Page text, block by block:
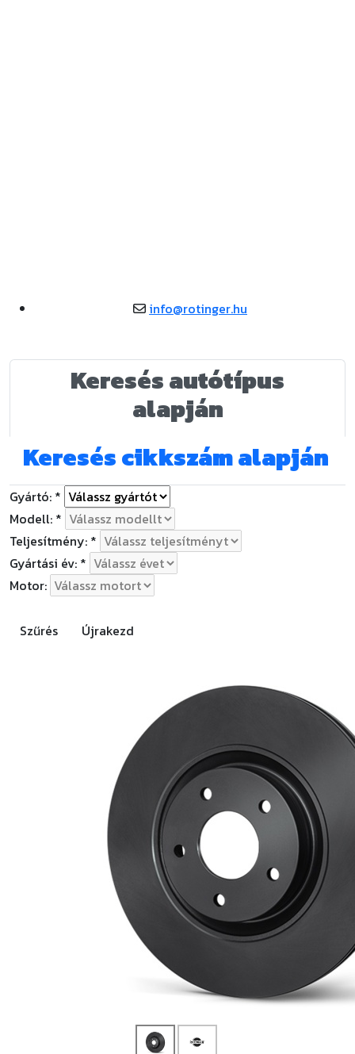
info@rotinger.hu
Keresés autótípus
alapján
Keresés cikkszám alapján
Gyártó: *
Modell: *
Teljesítmény: *
Gyártási év: *
Motor:
Szűrés Újrakezd